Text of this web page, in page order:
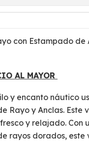
con Estampado de
AL MAYOR
y encanto náutico
Rayo y Anclas.
y relajado. Con
rayos dorados,